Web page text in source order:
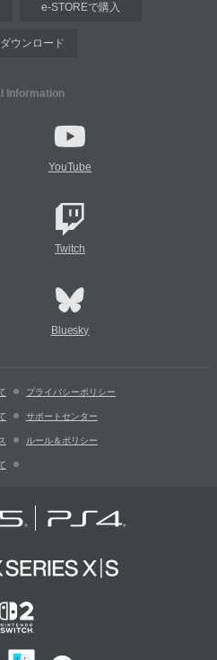
e-STOREで購入
ウンロード
Information
YouTube
Twitch
Bluesky
プライバシーポリシー
サポートセンター
ルール＆ポリシー